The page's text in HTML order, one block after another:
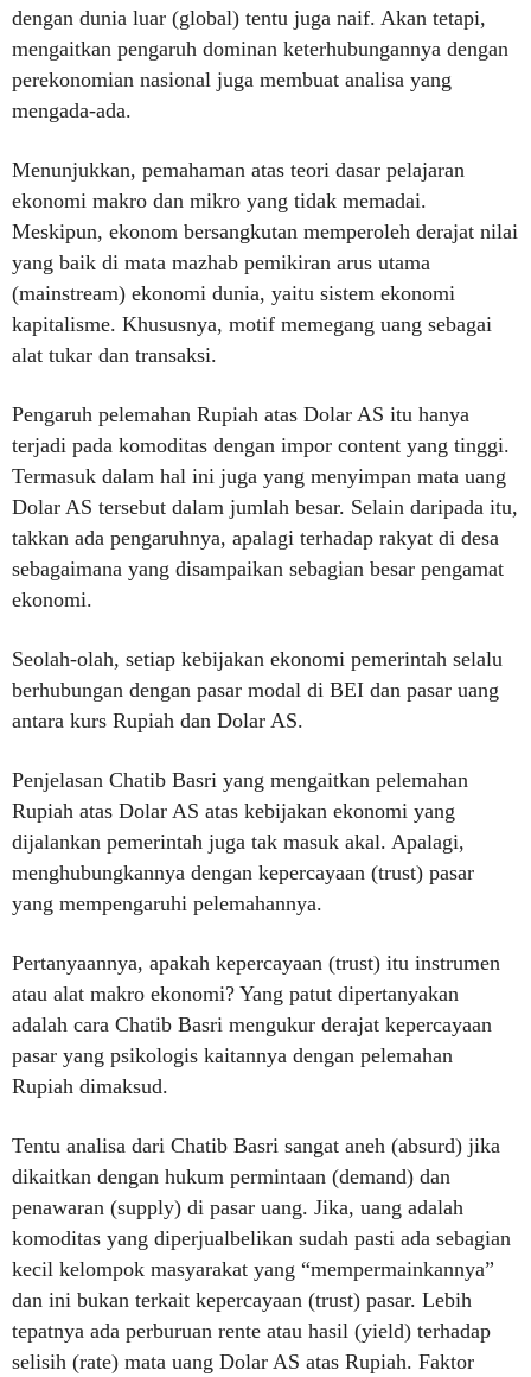
dengan dunia luar (global) tentu juga naif. Akan tetapi,
mengaitkan pengaruh dominan keterhubungannya dengan
perekonomian nasional juga membuat analisa yang
mengada-ada.
Menunjukkan, pemahaman atas teori dasar pelajaran
ekonomi makro dan mikro yang tidak memadai.
Meskipun, ekonom bersangkutan memperoleh derajat nilai
yang baik di mata mazhab pemikiran arus utama
(mainstream) ekonomi dunia, yaitu sistem ekonomi
kapitalisme. Khususnya, motif memegang uang sebagai
alat tukar dan transaksi.
Pengaruh pelemahan Rupiah atas Dolar AS itu hanya
terjadi pada komoditas dengan impor content yang tinggi.
Termasuk dalam hal ini juga yang menyimpan mata uang
Dolar AS tersebut dalam jumlah besar. Selain daripada itu,
takkan ada pengaruhnya, apalagi terhadap rakyat di desa
sebagaimana yang disampaikan sebagian besar pengamat
ekonomi.
Seolah-olah, setiap kebijakan ekonomi pemerintah selalu
berhubungan dengan pasar modal di BEI dan pasar uang
antara kurs Rupiah dan Dolar AS.
Penjelasan Chatib Basri yang mengaitkan pelemahan
Rupiah atas Dolar AS atas kebijakan ekonomi yang
dijalankan pemerintah juga tak masuk akal. Apalagi,
menghubungkannya dengan kepercayaan (trust) pasar
yang mempengaruhi pelemahannya.
Pertanyaannya, apakah kepercayaan (trust) itu instrumen
atau alat makro ekonomi? Yang patut dipertanyakan
adalah cara Chatib Basri mengukur derajat kepercayaan
pasar yang psikologis kaitannya dengan pelemahan
Rupiah dimaksud.
Tentu analisa dari Chatib Basri sangat aneh (absurd) jika
dikaitkan dengan hukum permintaan (demand) dan
penawaran (supply) di pasar uang. Jika, uang adalah
komoditas yang diperjualbelikan sudah pasti ada sebagian
kecil kelompok masyarakat yang “mempermainkannya”
dan ini bukan terkait kepercayaan (trust) pasar. Lebih
tepatnya ada perburuan rente atau hasil (yield) terhadap
selisih (rate) mata uang Dolar AS atas Rupiah. Faktor